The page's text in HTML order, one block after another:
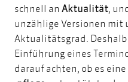
schnell an Aktualität ,
unzählige Versionen mit
Aktualitätsgrad.
Einführung eines
darauf achten, ob es eine